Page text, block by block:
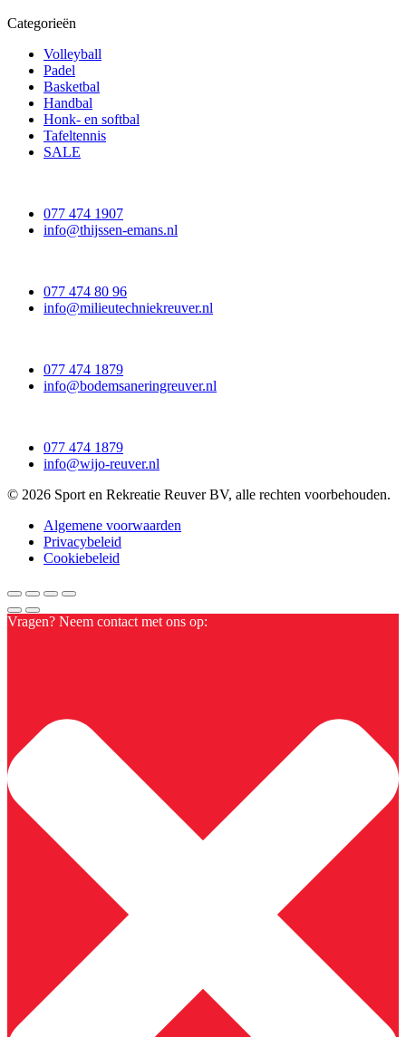
Categorieën
Volleyball
Padel
Basketbal
Handbal
Honk- en softbal
Tafeltennis
SALE
077 474 1907
info@thijssen-emans.nl
077 474 80 96
info@milieutechniekreuver.nl
077 474 1879
info@bodemsaneringreuver.nl
077 474 1879
info@wijo-reuver.nl
© 2026 Sport en Rekreatie Reuver BV, alle rechten voorbehouden.
Algemene voorwaarden
Privacybeleid
Cookiebeleid
Vragen? Neem contact met ons op: